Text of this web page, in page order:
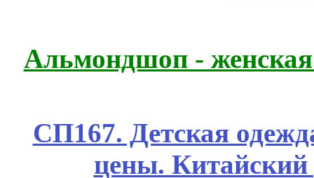
Альмондшоп -
СП167. Детская
цены.